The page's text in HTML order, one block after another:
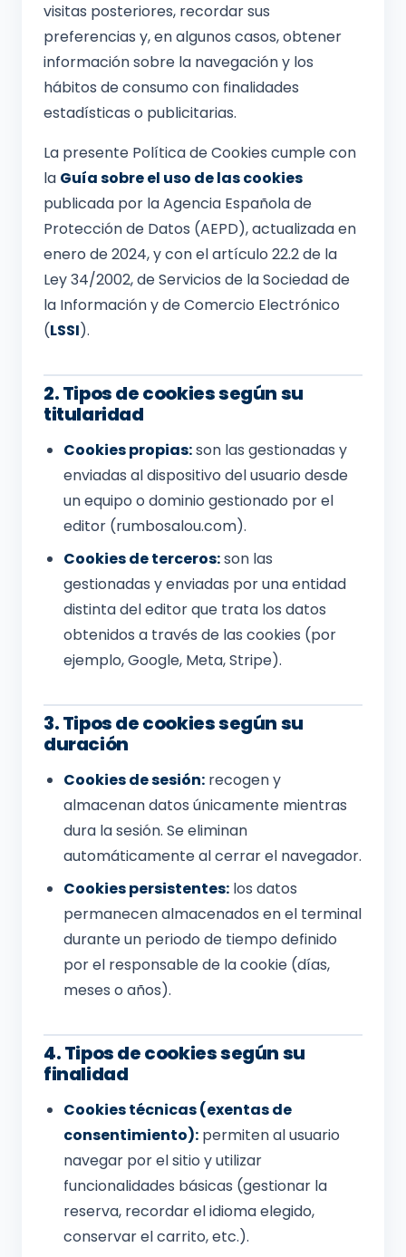
visitas posteriores, recordar sus
preferencias y, en algunos casos, obtener
información sobre la navegación y los
hábitos de consumo con finalidades
estadísticas o publicitarias.
La presente Política de Cookies cumple con
la Guía sobre el uso de las cookies
publicada por la Agencia Española de
Protección de Datos (AEPD), actualizada en
enero de 2024, y con el artículo 22.2 de la
Ley 34/2002, de Servicios de la Sociedad de
la Información y de Comercio Electrónico
(LSSI).
2. Tipos de cookies según su
titularidad
Cookies propias:son las gestionadas y
enviadas al dispositivo del usuario desde
un equipo o dominio gestionado por el
editor (rumbosalou.com).
Cookies de terceros:son las
gestionadas y enviadas por una entidad
distinta del editor que trata los datos
obtenidos a través de las cookies (por
ejemplo, Google, Meta, Stripe).
3. Tipos de cookies según su
duración
Cookies de sesión: recogen y
almacenan datos únicamente mientras
dura la sesión. Se eliminan
automáticamente al cerrar el navegador.
Cookies persistentes: los datos
permanecen almacenados en el terminal
durante un periodo de tiempo definido
por el responsable de la cookie (días,
meses o años).
4. Tipos de cookies según su
finalidad
Cookies técnicas (exentas de
consentimiento): permiten al usuario
navegar por el sitio y utilizar
funcionalidades básicas (gestionar la
reserva, recordar el idioma elegido,
conservar el carrito, etc.).